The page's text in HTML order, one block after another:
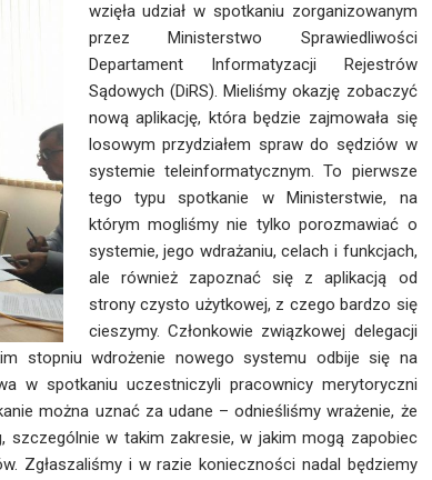
wzięła udział w spotkaniu zorganizowanym
przez Ministerstwo Sprawiedliwości
Departament Informatyzacji Rejestrów
Sądowych (DiRS). Mieliśmy okazję zobaczyć
nową aplikację, która będzie zajmowała się
losowym przydziałem spraw do sędziów w
systemie teleinformatycznym. To pierwsze
tego typu spotkanie w Ministerstwie, na
którym mogliśmy nie tylko porozmawiać o
systemie, jego wdrażaniu, celach i funkcjach,
ale również zapoznać się z aplikacją od
strony czysto użytkowej, z czego bardzo się
cieszymy. Członkowie związkowej delegacji
stopniu wdrożenie nowego systemu odbije się na
w spotkaniu uczestniczyli pracownicy merytoryczni
można uznać za udane – odnieśliśmy wrażenie, że
szczególnie w takim zakresie, w jakim mogą zapobiec
Zgłaszaliśmy i w razie konieczności nadal będziemy